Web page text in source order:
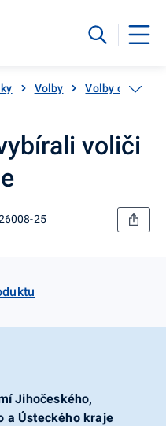
Volby Volby do
voliči
25
Jihočeského,
a Ústeckého kraje